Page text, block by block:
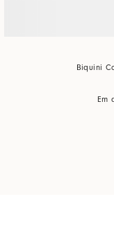
Biquini
Em